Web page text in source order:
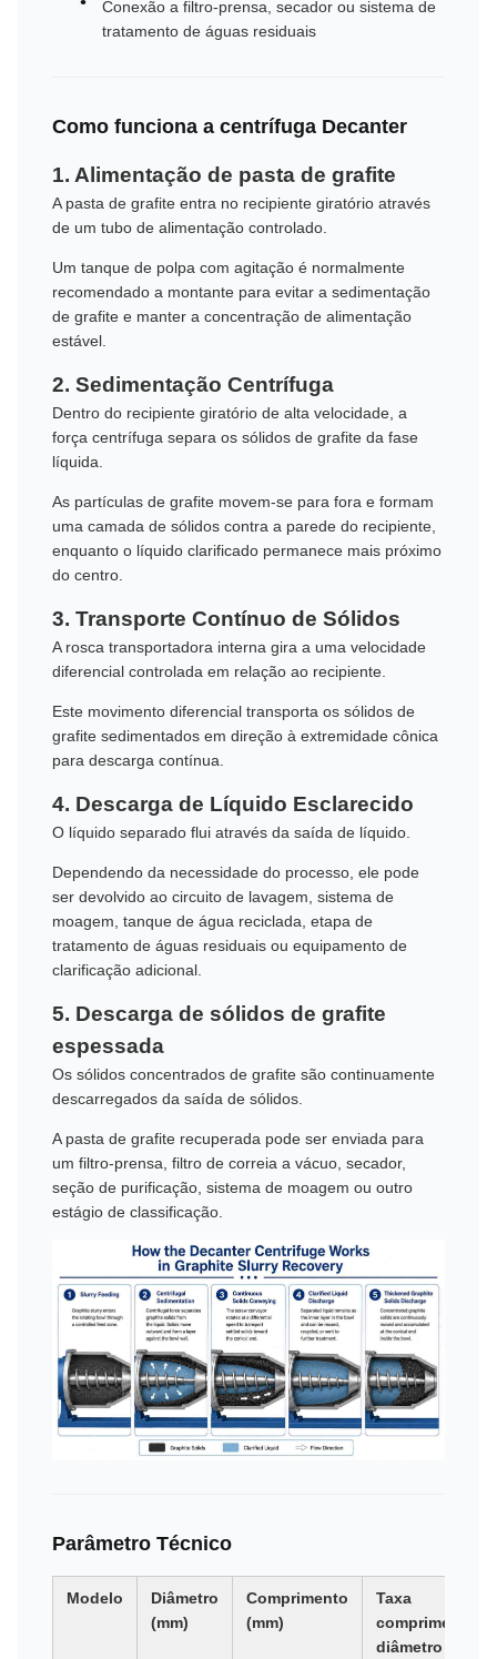
Conexão a filtro-prensa, secador ou sistema de
tratamento de águas residuais
Como funciona a centrífuga Decanter
1. Alimentação de pasta de grafite
A pasta de grafite entra no recipiente giratório através
de um tubo de alimentação controlado.
Um tanque de polpa com agitação é normalmente
recomendado a montante para evitar a sedimentação
de grafite e manter a concentração de alimentação
estável.
2. Sedimentação Centrífuga
Dentro do recipiente giratório de alta velocidade, a
força centrífuga separa os sólidos de grafite da fase
líquida.
As partículas de grafite movem-se para fora e formam
uma camada de sólidos contra a parede do recipiente,
enquanto o líquido clarificado permanece mais próximo
do centro.
3. Transporte Contínuo de Sólidos
A rosca transportadora interna gira a uma velocidade
diferencial controlada em relação ao recipiente.
Este movimento diferencial transporta os sólidos de
grafite sedimentados em direção à extremidade cônica
para descarga contínua.
4. Descarga de Líquido Esclarecido
O líquido separado flui através da saída de líquido.
Dependendo da necessidade do processo, ele pode
ser devolvido ao circuito de lavagem, sistema de
moagem, tanque de água reciclada, etapa de
tratamento de águas residuais ou equipamento de
clarificação adicional.
5. Descarga de sólidos de grafite
espessada
Os sólidos concentrados de grafite são continuamente
descarregados da saída de sólidos.
A pasta de grafite recuperada pode ser enviada para
um filtro-prensa, filtro de correia a vácuo, secador,
seção de purificação, sistema de moagem ou outro
estágio de classificação.
Parâmetro Técnico
Modelo
Diâmetro
(mm)
Comprimento
(mm)
Taxa
comprimento-
diâmetro